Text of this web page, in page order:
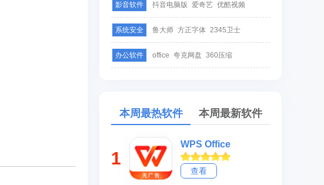
影音软件 抖音电脑版 爱奇艺 优酷视频
系统安全 鲁大师 方正字体 2345卫士
办公软件 office 夸克网盘 360压缩
本周最热软件 本周最新软件
1
WPS Office
查看